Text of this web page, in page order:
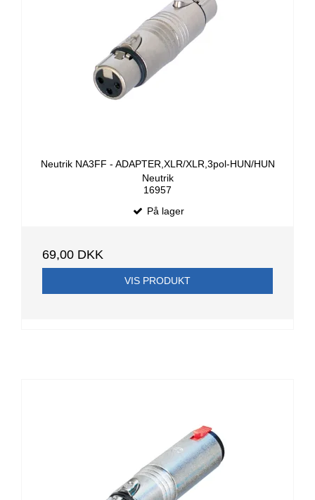
Neutrik NA3FF - ADAPTER,XLR/XLR,3pol-HUN/HUN
Neutrik
16957
På lager
69,00 DKK
VIS PRODUKT